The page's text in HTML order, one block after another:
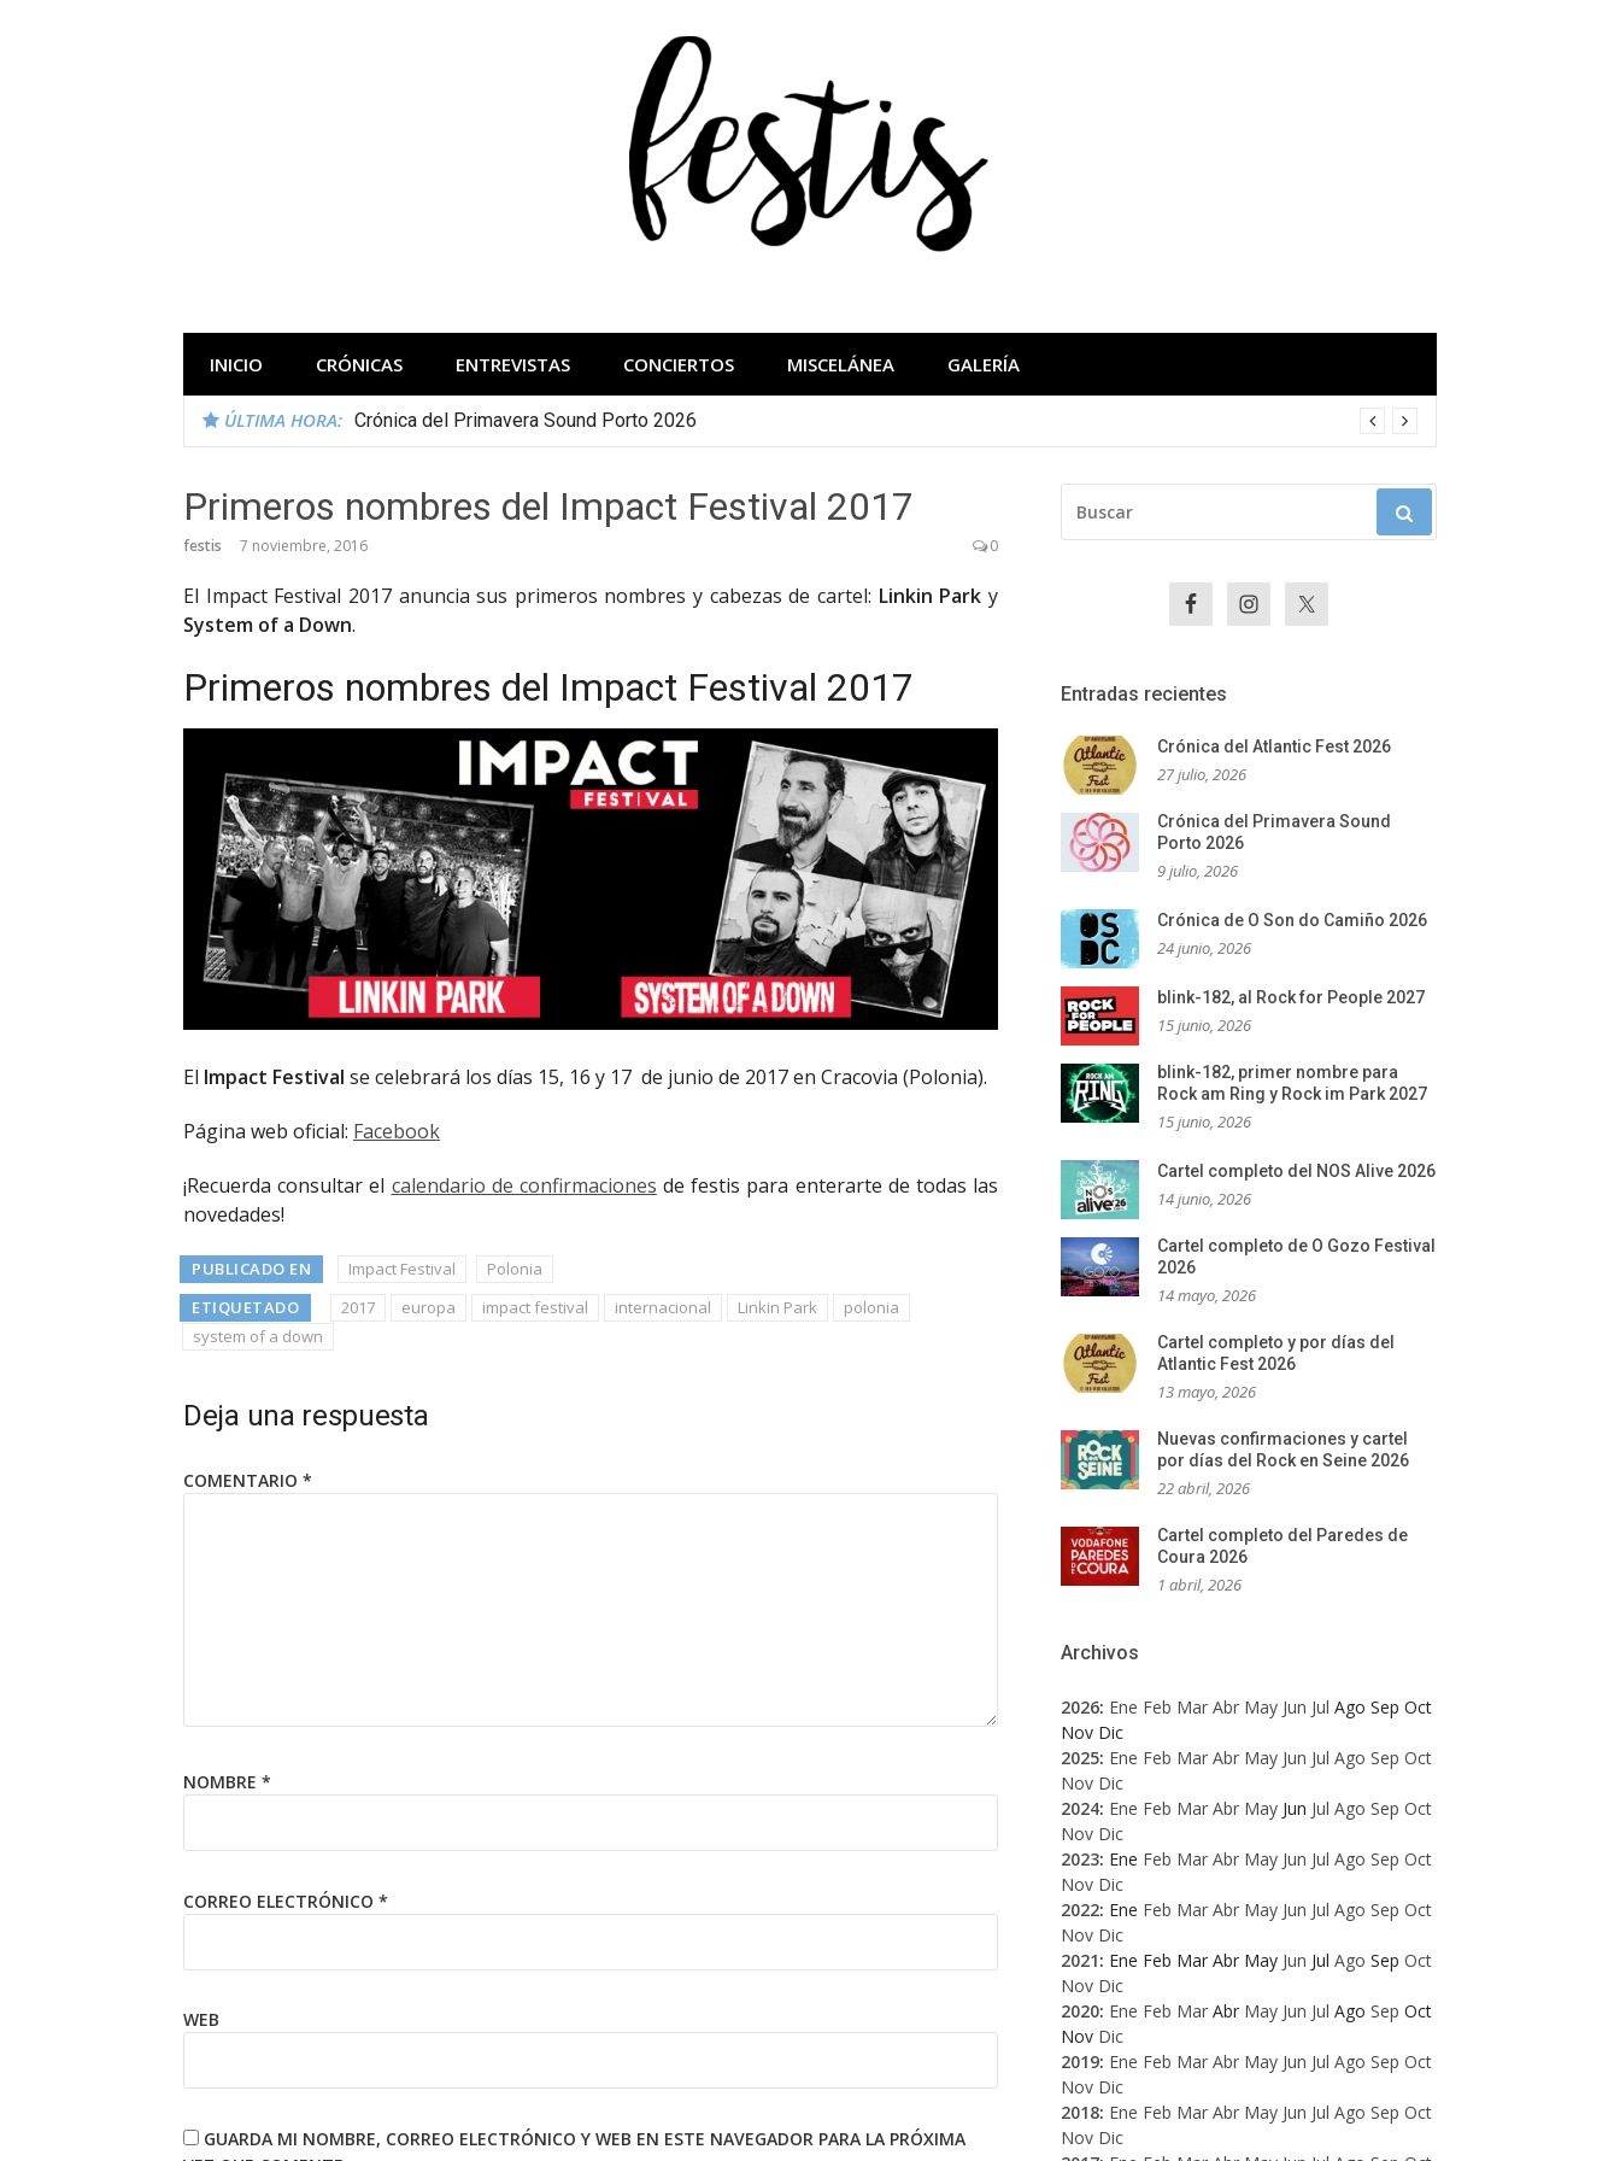
INICIO CRÓNICAS ENTREVISTAS CONCIERTOS MISCELÁNEA GALERÍA
ÚLTIMA HORA: Crónica del Primavera Sound Porto 2026
Primeros nombres del Impact Festival 2017
festis 7 noviembre, 2016 0
El Impact Festival 2017 anuncia sus primeros nombres y cabezas de cartel: Linkin Park y
System of a Down.
Primeros nombres del Impact Festival 2017
El Impact Festival se celebrará los días 15, 16 y 17 de junio de 2017 en Cracovia (Polonia).
Página web oficial: Facebook
¡Recuerda consultar el calendario de confirmaciones de festis para enterarte de todas las
novedades!
PUBLICADO EN Impact Festival
Polonia
ETIQUETADO
2017 europa impact festival internacional Linkin Park
polonia
system of a down
Deja una respuesta
COMENTARIO *
NOMBRE *
CORREO ELECTRÓNICO *
WEB
GUARDA MI NOMBRE, CORREO ELECTRÓNICO Y WEB EN ESTE NAVEGADOR PARA LA PRÓXIMA
Entradas recientes
Crónica del Atlantic Fest 2026
27 julio, 2026
Crónica del Primavera Sound
Porto 2026
9 julio, 2026
Crónica de O Son do Camiño 2026
24 junio, 2026
blink-182, al Rock for People 2027
15 junio, 2026
blink-182, primer nombre para
Rock am Ring y Rock im Park 2027
15 junio, 2026
Cartel completo del NOS Alive 2026
14 junio, 2026
Cartel completo de O Gozo Festival
2026
14 mayo, 2026
Cartel completo y por días del
Atlantic Fest 2026
13 mayo, 2026
Nuevas confirmaciones y cartel
por días del Rock en Seine 2026
22 abril, 2026
Cartel completo del Paredes de
Coura 2026
1 abril, 2026
Archivos
2026: Ene Feb Mar Abr May Jun Jul Ago Sep Oct
Nov Dic
2025: Ene Feb Mar Abr May Jun Jul Ago Sep Oct
Nov Dic
2024: Ene Feb Mar Abr May Jun Jul Ago Sep Oct
Nov Dic
2023: Ene Feb Mar Abr May Jun Jul Ago Sep Oct
Nov Dic
2022: Ene Feb Mar Abr May Jun Jul Ago Sep Oct
Nov Dic
2021: Ene Feb Mar Abr May Jun Jul Ago Sep Oct
Nov Dic
2020: Ene Feb Mar Abr May Jun Jul Ago Sep Oct
Nov Dic
2019: Ene Feb Mar Abr May Jun Jul Ago Sep Oct
Nov Dic
2018: Ene Feb Mar Abr May Jun Jul Ago Sep Oct
Nov Dic